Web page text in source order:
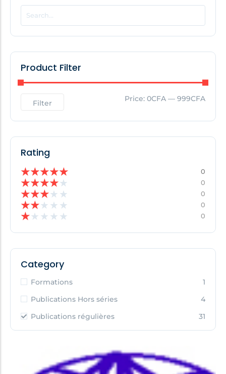
POPULAR THIS WEEK
No Posts Found!
No Posts Found!
Product Filter
Filter Price: 0CFA — 999CFA
Rating
★★★★★ 0
★★★★★ 0
★★★★ ★ 0
★★★ ★ ★ 0
★★ ★ ★ ★ 0
Category
Formations
1
Publications Hors séries
4
Publications régulières
31